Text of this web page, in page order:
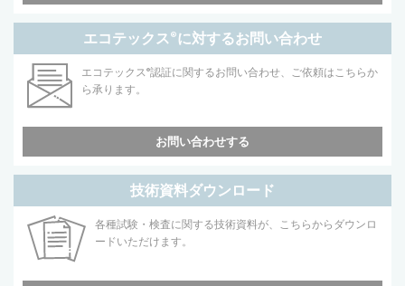
エコテックス®に対するお問い合わせ
エコテックス®認証に関するお問い合わせ、ご依頼はこちらか
ら承ります。
お問い合わせする
技術資料ダウンロード
各種試験・検査に関する技術資料が、こちらからダウンロ
ードいただけます。